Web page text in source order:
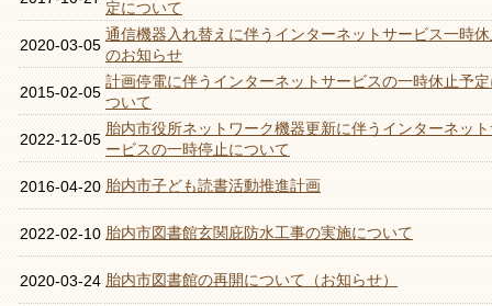
定について
2020-03-05
通信機器入れ替えに伴うインターネットサービス一時
のお知らせ
2015-02-05
計画停電に伴うインターネットサービスの一時休止予
ついて
2022-12-05
胎内市役所ネットワーク機器更新に伴うインターネッ
ービスの一時停止について
2016-04-20 胎内市子ども読書活動推進計画
2022-02-10 胎内市図書館玄関庇防水工事の実施について
2020-03-24 胎内市図書館の再開について（お知らせ）